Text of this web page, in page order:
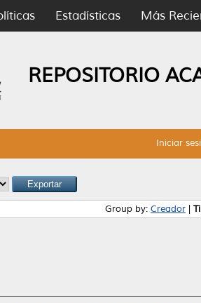
Estadísticas Más
REPOSITORIO
Iniciar
Group by: Creador